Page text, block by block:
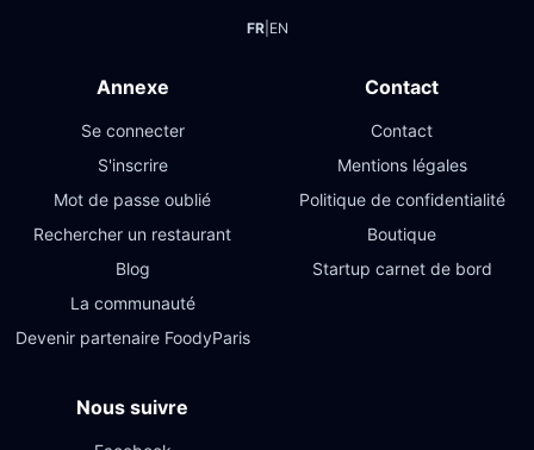
FR| EN
Annexe
Se connecter
S'inscrire
Mot de passe oublié
Rechercher un restaurant
Blog
La communauté
Devenir partenaire FoodyParis
Contact
Contact
Mentions légales
Politique de confidentialité
Boutique
Startup carnet de bord
Nous suivre